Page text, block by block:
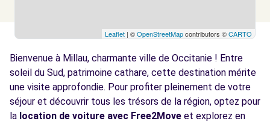
Leaflet | ©OpenStreetMapcontributors ©CARTO
Bienvenue à Millau, charmante ville de Occitanie ! Entre
soleil du Sud, patrimoine cathare, cette destination mérite
une visite approfondie. Pour profiter pleinement de votre
séjour et découvrir tous les trésors de la région, optez pour
la location de voiture avec Free2Move et explorez en